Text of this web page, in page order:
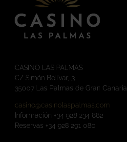
CASINO LAS PALMAS
C/ Simón Bolívar, 3
35007 Las Palmas de Gran Canaria
casino@casinolaspalmas.com
Información +34 928 234 882
Reservas +34 928 291 080